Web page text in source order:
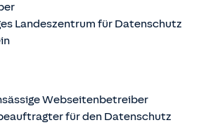
Landeszentrum für Datenschutz
Webseitenbetreiber
für den Datenschutz